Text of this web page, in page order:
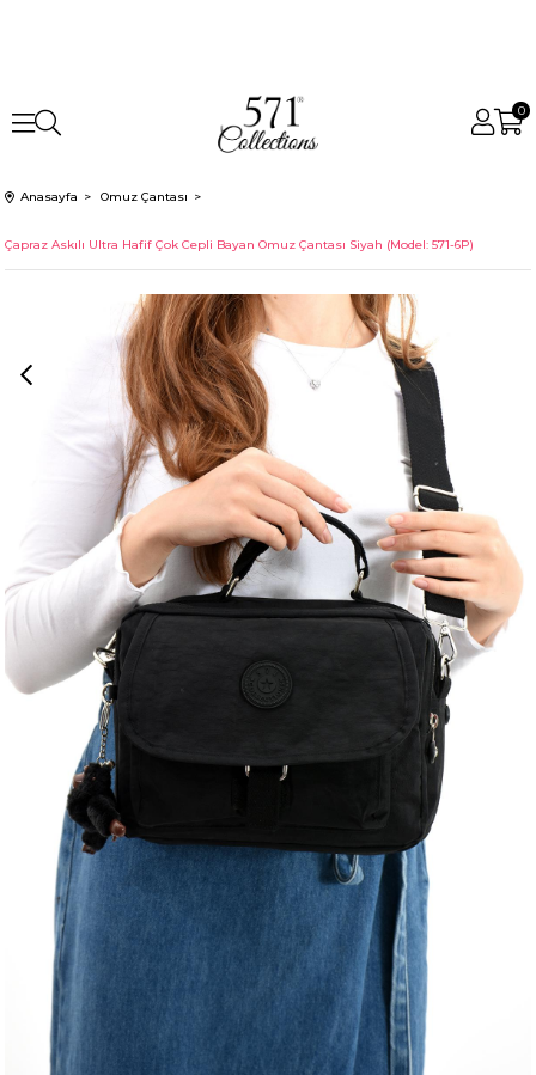
0
Anasayfa Omuz Çantası
Çapraz Askılı Ultra Hafif Çok Cepli Bayan Omuz Çantası Siyah (Model: 571-6P)